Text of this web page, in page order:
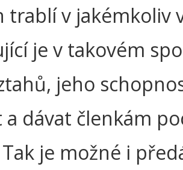
trablí v jakémkoliv
je v takovém
jeho
a dávat členkám
je možné i